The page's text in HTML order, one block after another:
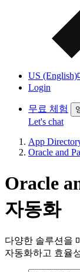
US (English)
Login
무료 체험
Let's chat
App
Oracle and
Oracle
자동화
다양한 솔루션을
자동화하고 효율